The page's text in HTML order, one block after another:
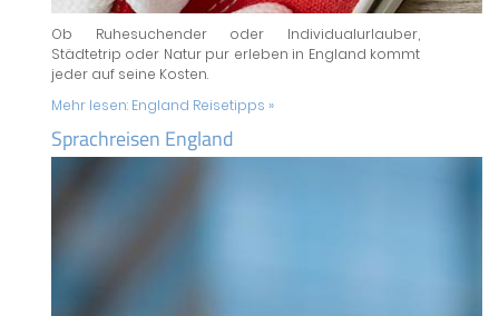
Ob Ruhesuchender oder Individualurlauber,
Städtetrip oder Natur pur erleben in England kommt
jeder auf seine Kosten.
Mehr lesen: England Reisetipps »
Sprachreisen England